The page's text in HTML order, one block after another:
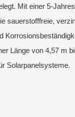
Mit einer 5-
sauerstofffreie,
Länge von 4,57 m
Solarpanelsysteme.